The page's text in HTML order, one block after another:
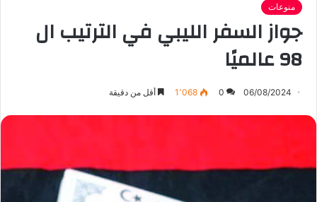
منوعات
جواز السفر الليبي في الترتيب ال
98 عالميًا
06/08/2024
0 1٬068 أقل من دقيقة